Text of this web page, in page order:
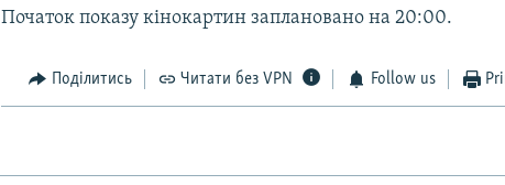
Початок показу кінокартин заплановано на 20:00.
Поділитись Читати без VPN Follow us